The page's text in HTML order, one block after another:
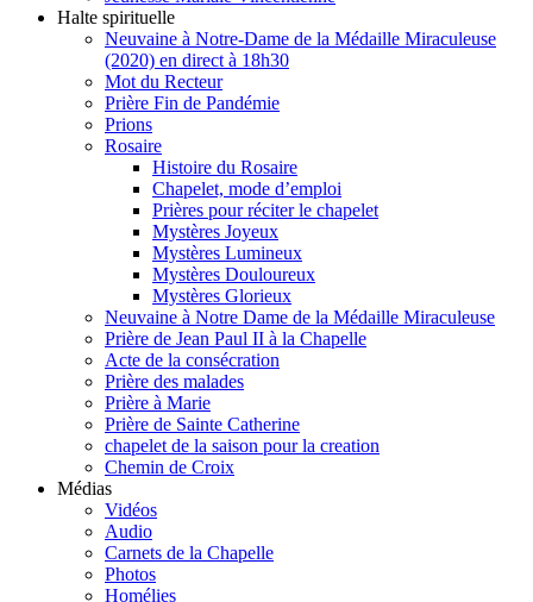
Halte spirituelle
Neuvaine à Notre-Dame de la Médaille Miraculeuse
(2020) en direct à 18h30
Mot du Recteur
Prière Fin de Pandémie
Prions
Rosaire
Histoire du Rosaire
Chapelet, mode d’emploi
Prières pour réciter le chapelet
Mystères Joyeux
Mystères Lumineux
Mystères Douloureux
Mystères Glorieux
Neuvaine à Notre Dame de la Médaille Miraculeuse
Prière de Jean Paul II à la Chapelle
Acte de la consécration
Prière des malades
Prière à Marie
Prière de Sainte Catherine
chapelet de la saison pour la creation
Chemin de Croix
Médias
Vidéos
Audio
Carnets de la Chapelle
Photos
Homélies